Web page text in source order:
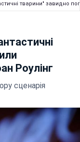
тварини" завидно
Роулінг
сценарія